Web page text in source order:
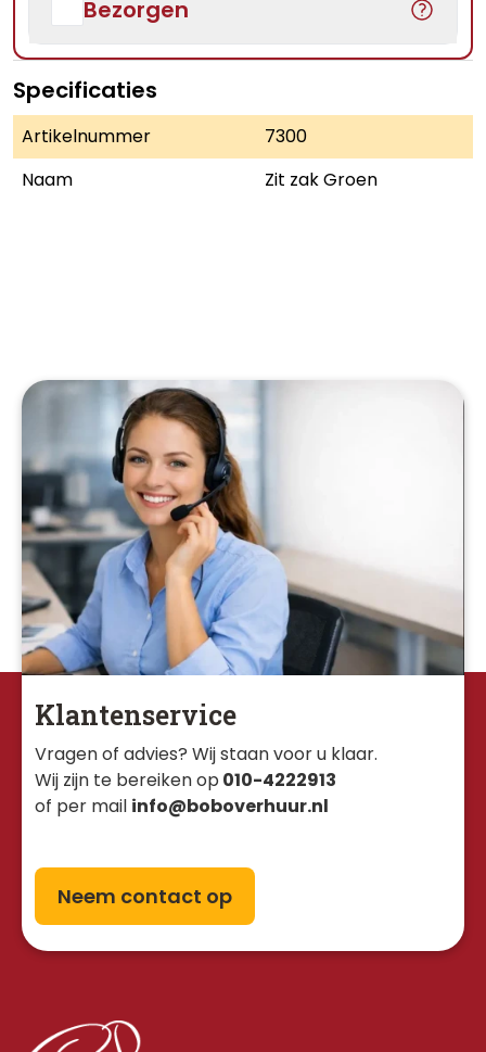
Bezorgen
Specificaties
Artikelnummer
7300
Naam
Zit zak Groen
Klantenservice
Vragen of advies? Wij staan voor u klaar.
Wij zijn te bereiken op 010-4222913
of per mail info@boboverhuur.nl
Neem contact op